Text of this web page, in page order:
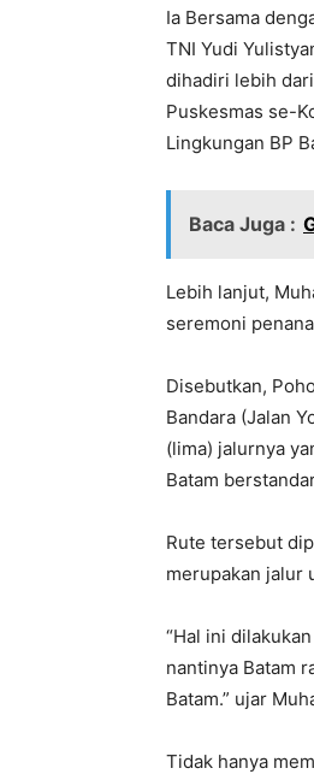
Ia Bersama
TNI Yudi
dihadiri lebih
Puskesmas se-
Lingkungan BP
Baca Juga :
Lebih lanjut,
seremoni
Disebutkan,
Bandara (Jalan
(lima) jalurnya
Batam
Rute tersebut
merupakan jalur
“Hal ini
nantinya Batam
Batam.” ujar
Tidak hanya